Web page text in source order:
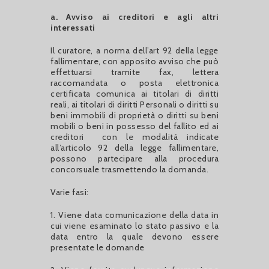
a. Avviso ai creditori e agli altri
interessati
Il curatore, a norma dell’art 92 della legge
fallimentare, con apposito avviso che può
effettuarsi tramite fax, lettera
raccomandata o posta elettronica
certificata comunica ai titolari di diritti
reali, ai titolari di diritti Personali o diritti su
beni immobili di proprietà o diritti su beni
mobili o beni in possesso del fallito ed ai
creditori
con le modalità indicate
all’articolo 92 della legge fallimentare,
possono partecipare alla procedura
concorsuale trasmettendo la domanda.
Varie fasi:
1. Viene data comunicazione della data in
cui viene esaminato lo stato passivo e la
data entro la quale devono essere
presentate le domande